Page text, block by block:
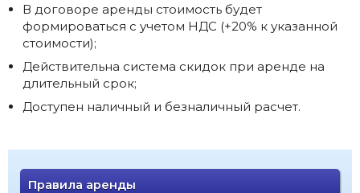
В договоре аренды стоимость будет
формироваться с учетом НДС (+20% к указанной
стоимости);
Действительна система скидок при аренде на
длительный срок;
Доступен наличный и безналичный расчет.
Правила аренды